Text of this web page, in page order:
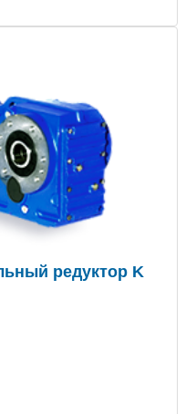
редуктор K